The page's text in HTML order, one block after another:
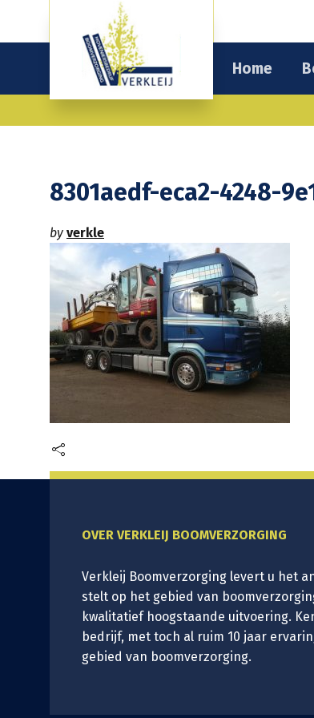
Home
8301aedf-eca2-4248-
by verkle
OVER VERKLEIJ BOOMVERZORGING
Verkleij Boomverzorging levert u het
stelt op het gebied van
kwalitatief hoogstaande uitvoering.
bedrijf, met toch al ruim 10 jaar
gebied van boomverzorging.